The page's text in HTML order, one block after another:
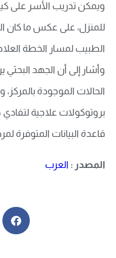
ويمكن تدريب الأسر على
للمنزل، على عكس ما كان
الطبيب لمسار الخطة
وأشار إلى أن الجهد البحثي
الحالات الموجودة
بروتوكولات علاجية
قاعدة البيانات المتوفرة
المصدر : العرب